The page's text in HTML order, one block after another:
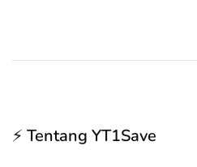
⚡ Tentang YT1Save